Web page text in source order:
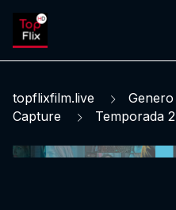
topflixfilm.live Genero
Capture
Temporada 2